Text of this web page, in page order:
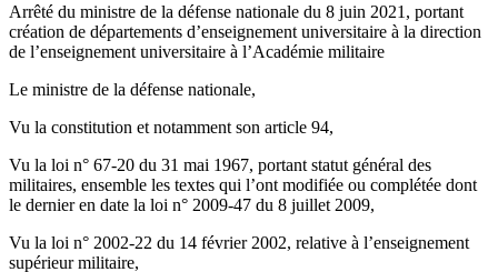
Arrêté du ministre de la défense nationale du 8 juin 2021, portant
création de départements d’enseignement universitaire à la direction
de l’enseignement universitaire à l’Académie militaire
Le ministre de la défense nationale,
Vu la constitution et notamment son article 94,
Vu la loi n° 67-20 du 31 mai 1967, portant statut général des
militaires, ensemble les textes qui l’ont modifiée ou complétée dont
le dernier en date la loi n° 2009-47 du 8 juillet 2009,
Vu la loi n° 2002-22 du 14 février 2002, relative à l’enseignement
supérieur militaire,